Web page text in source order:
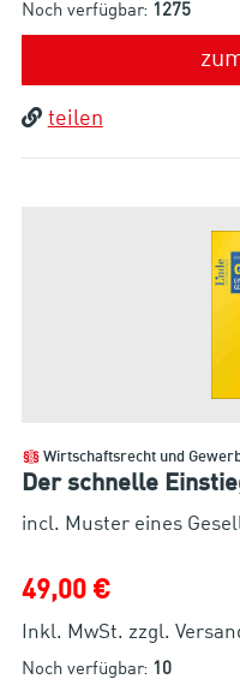
Noch verfügbar: 1275
teilen
Wirtschaftsrecht und
Der schnelle
incl. Muster eines
49,00 €
Inkl. MwSt. zzgl.
Noch verfügbar: 10